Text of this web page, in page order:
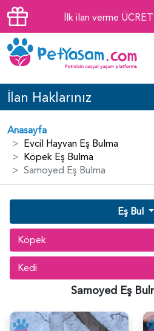
İlk ilan verme
İlan Haklarınız
Anasayfa
Evcil Hayvan Eş Bulma
Köpek Eş Bulma
Samoyed Eş Bulma
Eş Bul
Köpek
Kedi
Samoyed Eş